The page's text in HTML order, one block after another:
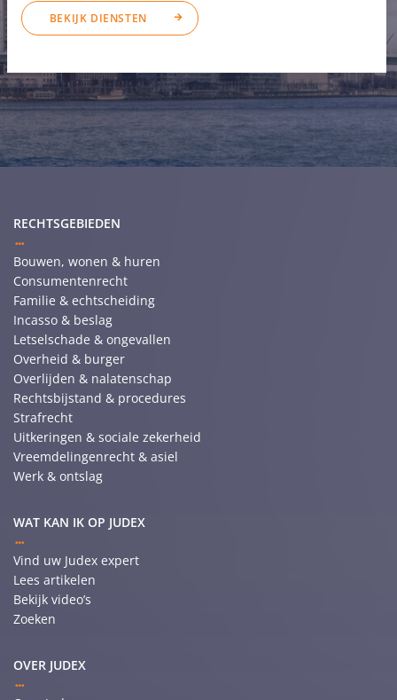
BEKIJK DIENSTEN
RECHTSGEBIEDEN
Bouwen, wonen & huren
Consumentenrecht
Familie & echtscheiding
Incasso & beslag
Letselschade & ongevallen
Overheid & burger
Overlijden & nalatenschap
Rechtsbijstand & procedures
Strafrecht
Uitkeringen & sociale zekerheid
Vreemdelingenrecht & asiel
Werk & ontslag
WAT KAN IK OP JUDEX
Vind uw Judex expert
Lees artikelen
Bekijk video’s
Zoeken
OVER JUDEX